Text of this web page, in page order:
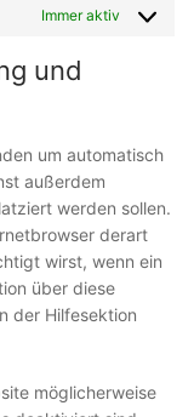
Immer aktiv
und
um automatisch
außerdem
werden sollen.
derart
wirst, wenn ein
über diese
der Hilfesektion
möglicherweise